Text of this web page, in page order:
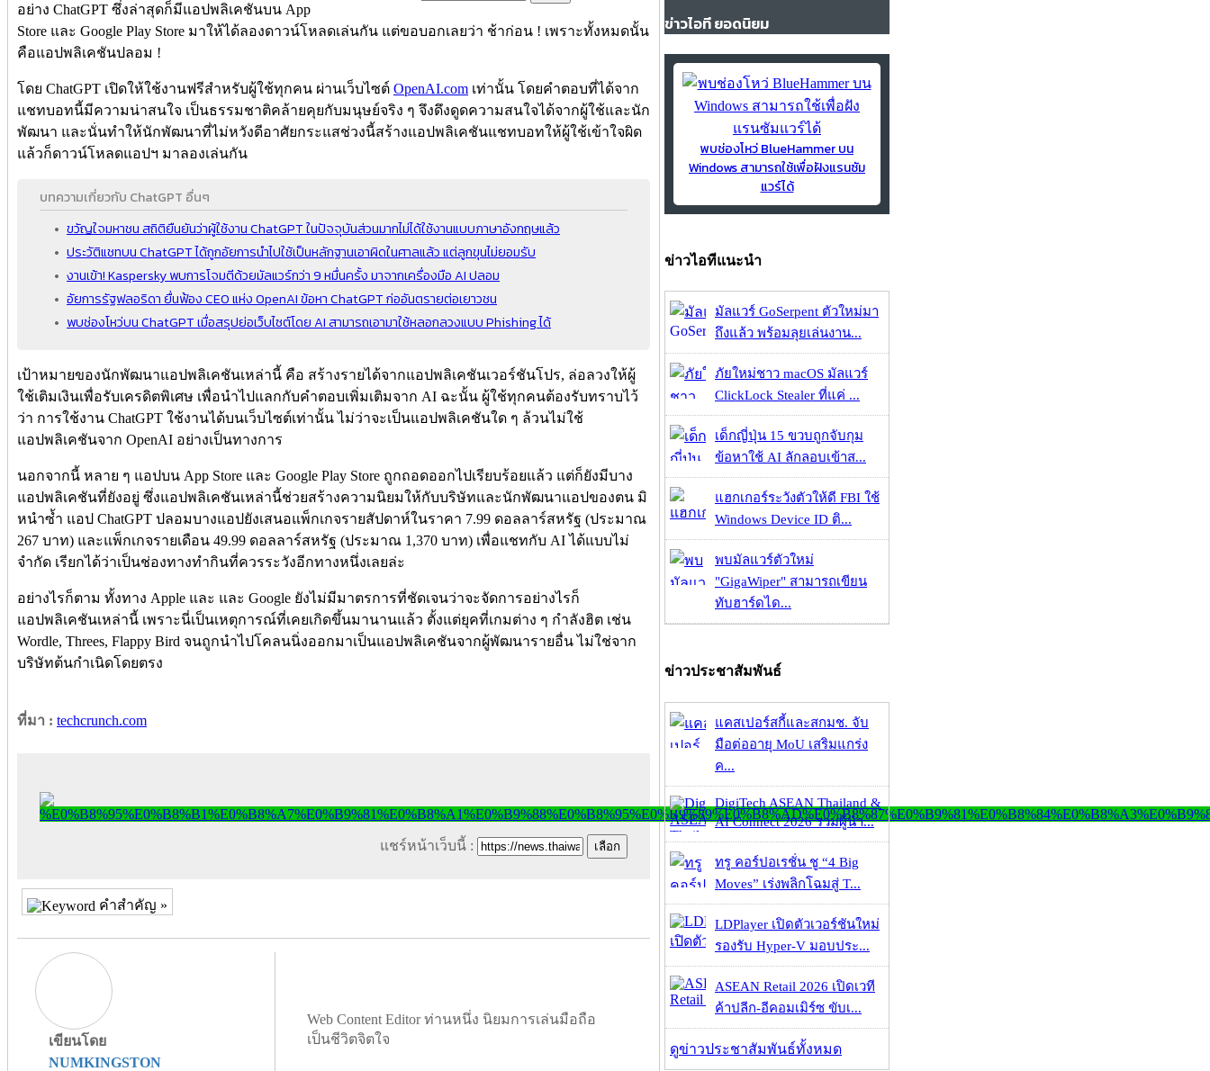
อย่าง ChatGPT ซึ่งล่าสุดก็มีแอปพลิเคชันบน App
Store และ Google Play Store มาให้ได้ลองดาวน์โหลดเล่นกัน แต่ขอบอกเลยว่า ช้าก่อน ! เพราะทั้งหมดนั้น
คือแอปพลิเคชันปลอม !
โดย ChatGPT เปิดให้ใช้งานฟรีสำหรับผู้ใช้ทุกคน ผ่านเว็บไซต์ OpenAI.com เท่านั้น โดยคำตอบที่ได้จาก
แชทบอทนี้มีความน่าสนใจ เป็นธรรมชาติคล้ายคุยกับมนุษย์จริง ๆ จึงดึงดูดความสนใจได้จากผู้ใช้และนัก
พัฒนา และนั่นทำให้นักพัฒนาที่ไม่หวังดีอาศัยกระแสช่วงนี้สร้างแอปพลิเคชันแชทบอทให้ผู้ใช้เข้าใจผิด
แล้วก็ดาวน์โหลดแอปฯ มาลองเล่นกัน
บทความเกี่ยวกับ ChatGPT อื่นๆ
ขวัญใจมหาชน สถิติยืนยันว่าผู้ใช้งาน ChatGPT ในปัจจุบันส่วนมากไม่ได้ใช้งานแบบภาษาอังกฤษแล้ว
ประวัติแชทบน ChatGPT ได้ถูกอัยการนำไปใช้เป็นหลักฐานเอาผิดในศาลแล้ว แต่ลูกขุนไม่ยอมรับ
งานเข้า! Kaspersky พบการโจมตีด้วยมัลแวร์กว่า 9 หมื่นครั้ง มาจากเครื่องมือ AI ปลอม
อัยการรัฐฟลอริดา ยื่นฟ้อง CEO แห่ง OpenAI ข้อหา ChatGPT ก่ออันตรายต่อเยาวชน
พบช่องโหว่บน ChatGPT เมื่อสรุปย่อเว็บไซต์โดย AI สามารถเอามาใช้หลอกลวงแบบ Phishing ได้
เป้าหมายของนักพัฒนาแอปพลิเคชันเหล่านี้ คือ สร้างรายได้จากแอปพลิเคชันเวอร์ชันโปร, ล่อลวงให้ผู้
ใช้เติมเงินเพื่อรับเครดิตพิเศษ เพื่อนำไปแลกกับคำตอบเพิ่มเติมจาก AI ฉะนั้น ผู้ใช้ทุกคนต้องรับทราบไว้
ว่า การใช้งาน ChatGPT ใช้งานได้บนเว็บไซต์เท่านั้น ไม่ว่าจะเป็นแอปพลิเคชันใด ๆ ล้วนไม่ใช้
แอปพลิเคชันจาก OpenAI อย่างเป็นทางการ
นอกจากนี้ หลาย ๆ แอปบน App Store และ Google Play Store ถูกถอดออกไปเรียบร้อยแล้ว แต่ก็ยังมีบาง
แอปพลิเคชันที่ยังอยู่ ซึ่งแอปพลิเคชันเหล่านี้ช่วยสร้างความนิยมให้กับบริษัทและนักพัฒนาแอปของตน มิ
หนำซ้ำ แอป ChatGPT ปลอมบางแอปยังเสนอแพ็กเกจรายสัปดาห์ในราคา 7.99 ดอลลาร์สหรัฐ (ประมาณ
267 บาท) และแพ็กเกจรายเดือน 49.99 ดอลลาร์สหรัฐ (ประมาณ 1,370 บาท) เพื่อแชทกับ AI ได้แบบไม่
จำกัด เรียกได้ว่าเป็นช่องทางทำกินที่ควรระวังอีกทางหนึ่งเลยล่ะ
อย่างไรก็ตาม ทั้งทาง Apple และ และ Google ยังไม่มีมาตรการที่ชัดเจนว่าจะจัดการอย่างไรก็
แอปพลิเคชันเหล่านี้ เพราะนี่เป็นเหตุการณ์ที่เคยเกิดขึ้นมานานแล้ว ตั้งแต่ยุคที่เกมต่าง ๆ กำลังฮิต เช่น
Wordle, Threes, Flappy Bird จนถูกนำไปโคลนนิ่งออกมาเป็นแอปพลิเคชันจากผู้พัฒนารายอื่น ไม่ใช่จาก
บริษัทต้นกำเนิดโดยตรง
ที่มา : techcrunch.com
แชร์หน้าเว็บนี้ :
คำสำคัญ »
เขียนโดย
NUMKINGSTON
Web Content Editor ท่านหนึ่ง นิยมการเล่นมือถือ
เป็นชีวิตจิตใจ
ข่าวไอที ยอดนิยม
พบช่องโหว่ BlueHammer บน
Windows สามารถใช้เพื่อฝังแรนซัม
แวร์ได้
ข่าวไอทีแนะนำ
มัลแวร์ GoSerpent ตัวใหม่มา
ถึงแล้ว พร้อมลุยเล่นงาน...
ภัยใหม่ชาว macOS มัลแวร์
ClickLock Stealer ที่แค่ ...
เด็กญี่ปุ่น 15 ขวบถูกจับกุม
ข้อหาใช้ AI ลักลอบเข้าส...
แฮกเกอร์ระวังตัวให้ดี FBI ใช้
Windows Device ID ติ...
พบมัลแวร์ตัวใหม่
"GigaWiper" สามารถเขียน
ทับฮาร์ดได...
ข่าวประชาสัมพันธ์
แคสเปอร์สกี้และสกมช. จับ
มือต่ออายุ MoU เสริมแกร่ง
ค...
DigiTech ASEAN Thailand &
AI Connect 2026 รวมผู้นำ...
ทรู คอร์ปอเรชั่น ชู “4 Big
Moves” เร่งพลิกโฉมสู่ T...
LDPlayer เปิดตัวเวอร์ชันใหม่
รองรับ Hyper-V มอบประ...
ASEAN Retail 2026 เปิดเวที
ค้าปลีก-อีคอมเมิร์ซ ขับเ...
ดูข่าวประชาสัมพันธ์ทั้งหมด